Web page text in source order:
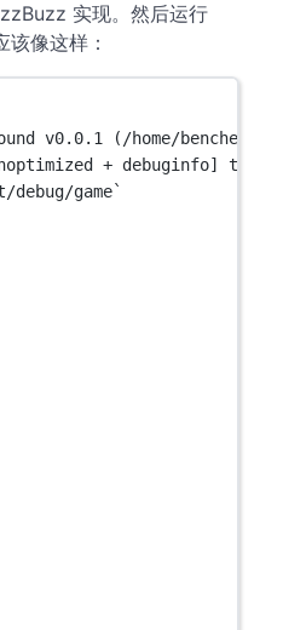
实现。然后运行
该像这样：
v0.0.1 (/home/bencher)
+ debuginfo]
game`